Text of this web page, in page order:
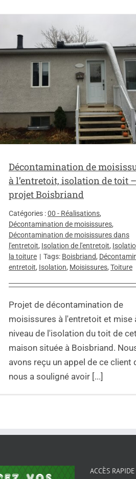
Décontamination de
à l’entretoit, isolation de toit –
projet Boisbriand
Catégories :00 - Réalisations,
Décontamination de moisissures,
Décontamination de moisissures dans
l'entretoit, Isolation de l'entretoit,
la toiture | Tags: Boisbriand,
entretoit, Isolation, Moisissures, Toiture
Projet de décontamination de
moisissures à l'entretoit et mise
niveau de l'isolation du toit de
maison située à Boisbriand.
avons reçu un appel de ce client
nous a souligné avoir [...]
ACCÈS